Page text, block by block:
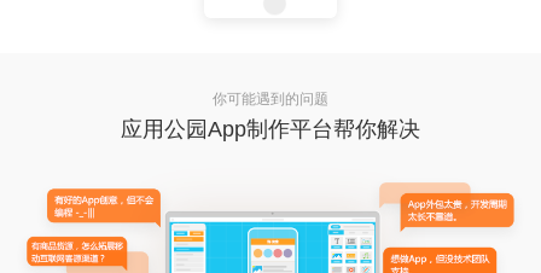
你可能遇到的问题
应用公园App制作平台帮你解决